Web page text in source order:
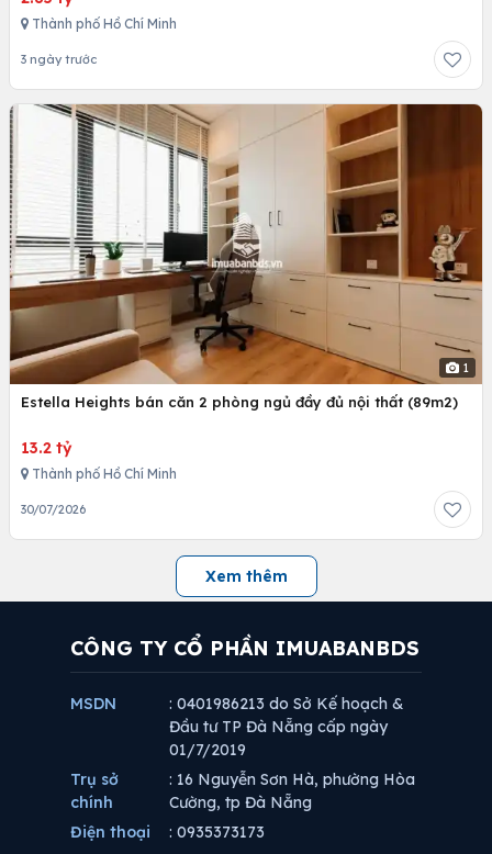
Thành phố Hồ Chí Minh
3 ngày trước
1
Estella Heights bán căn 2 phòng ngủ đầy đủ nội thất (89m2)
13.2 tỷ
Thành phố Hồ Chí Minh
30/07/2026
Xem thêm
CÔNG TY CỔ PHẦN IMUABANBDS
MSDN
: 0401986213 do Sở Kế hoạch &
Đầu tư TP Đà Nẵng cấp ngày
01/7/2019
Trụ sở
chính
: 16 Nguyễn Sơn Hà, phường Hòa
Cường, tp Đà Nẵng
Điện thoại
: 0935373173